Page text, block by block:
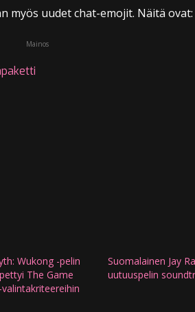
myös uudet chat-emojit. Näitä ovat:
Mainos
Wukong -pelin
The Game
Suomalainen Jay
uutuuspelin